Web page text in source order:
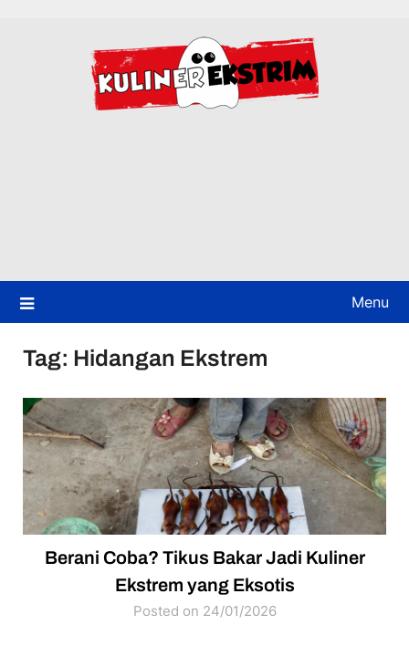
Menu
Tag: Hidangan Ekstrem
Berani Coba? Tikus Bakar Jadi Kuliner
Ekstrem yang Eksotis
Posted on 24/01/2026